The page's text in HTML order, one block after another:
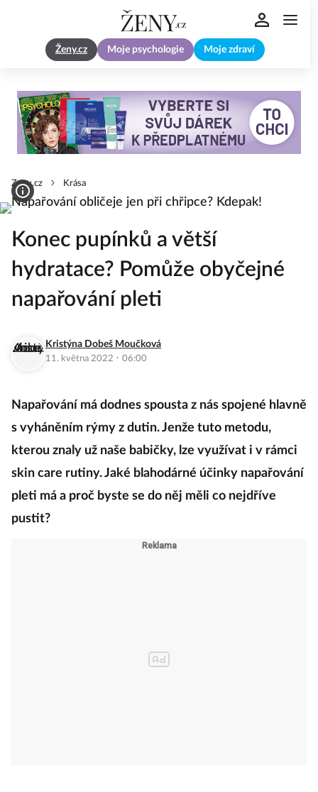
Ženy.cz Moje psychologie Moje zdraví
Zeny.cz Krása
Konec pupínků a větší
hydratace? Pomůže obyčejné
napařování pleti
Kristýna Dobeš Moučková
11. května 2022 · 06:00
Napařování má dodnes spousta z nás spojené hlavně
s vyháněním rýmy z dutin. Jenže tuto metodu,
kterou znaly už naše babičky, lze využívat i v rámci
skin care rutiny. Jaké blahodárné účinky napařování
pleti má a proč byste se do něj měli co nejdříve
pustit?